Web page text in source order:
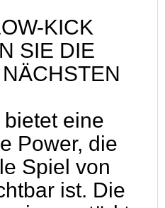
KICK
SIE DIE
eine
Power, die
Spiel von
ist. Die